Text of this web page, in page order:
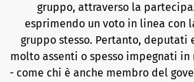
gruppo, attraverso la
esprimendo un voto in linea con
gruppo stesso. Pertanto, deputati
molto assenti o spesso impegnati
- come chi è anche membro del